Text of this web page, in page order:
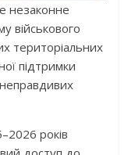
незаконне
військового
територіальних
підтримки
років